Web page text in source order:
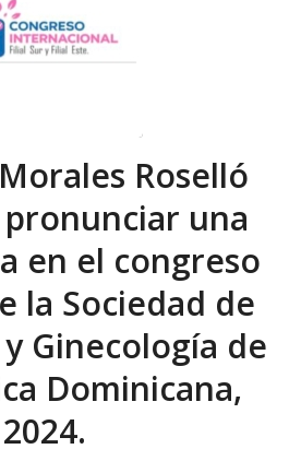
Roselló
una
en el congreso
la Sociedad de
Ginecología de
Dominicana,
2024.